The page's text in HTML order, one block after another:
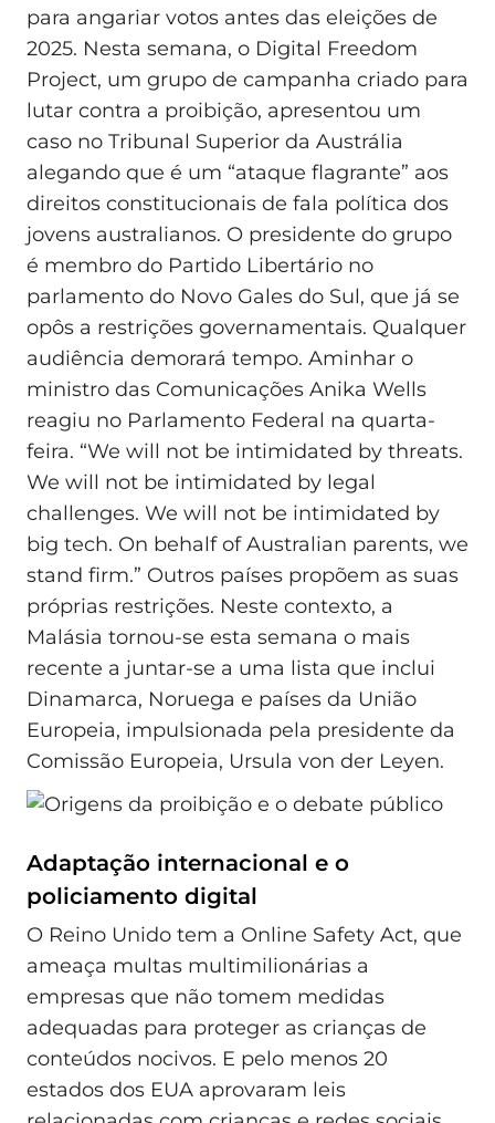
para angariar votos antes das eleições de
2025. Nesta semana, o Digital Freedom
Project, um grupo de campanha criado para
lutar contra a proibição, apresentou um
caso no Tribunal Superior da Austrália
alegando que é um “ataque flagrante” aos
direitos constitucionais de fala política dos
jovens australianos. O presidente do grupo
é membro do Partido Libertário no
parlamento do Novo Gales do Sul, que já se
opôs a restrições governamentais. Qualquer
audiência demorará tempo. Aminhar o
ministro das Comunicações Anika Wells
reagiu no Parlamento Federal na quarta-
feira. “We will not be intimidated by threats.
We will not be intimidated by legal
challenges. We will not be intimidated by
big tech. On behalf of Australian parents, we
stand firm.” Outros países propõem as suas
próprias restrições. Neste contexto, a
Malásia tornou-se esta semana o mais
recente a juntar-se a uma lista que inclui
Dinamarca, Noruega e países da União
Europeia, impulsionada pela presidente da
Comissão Europeia, Ursula von der Leyen.
Adaptação internacional e o
policiamento digital
O Reino Unido tem a Online Safety Act, que
ameaça multas multimilionárias a
empresas que não tomem medidas
adequadas para proteger as crianças de
conteúdos nocivos. E pelo menos 20
estados dos EUA aprovaram leis